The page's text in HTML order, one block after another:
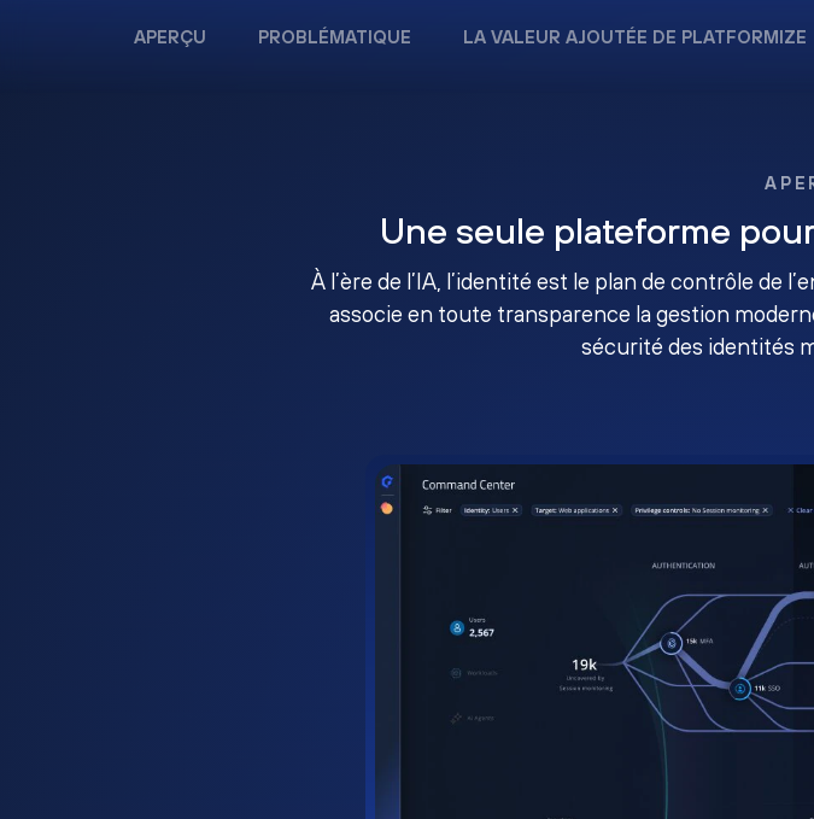
APERÇU PROBLÉMATIQUE LA VALEUR AJOUTÉE DE PLATFORMIZE
Une seule plateforme
À l’ère de l’IA, l’identité est le plan de contrôle de
associe en toute transparence la gestion
sécurité des identités